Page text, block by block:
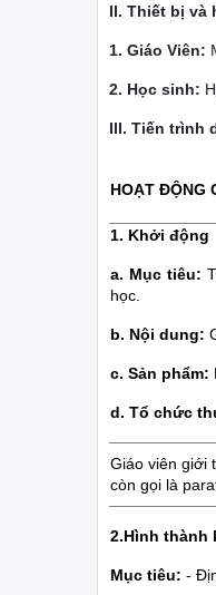
II. Thiết bị và
1. Giáo Viên:
2. Học sinh:
III. Tiến trình
HOẠT ĐỘNG
1. Khởi động
a. Mục tiêu:
học.
b. Nội dung:
c. Sản phẩm:
d. Tổ chức
Giáo viên giới
còn gọi là
2.Hình thành
Mục tiêu: -